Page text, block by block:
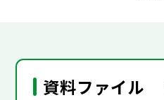
資料ファイル